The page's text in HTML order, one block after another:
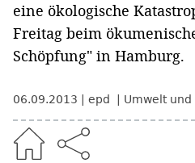
eine ökologische
Freitag beim
Schöpfung" in Hamburg.
06.09.2013 epd Umwelt und